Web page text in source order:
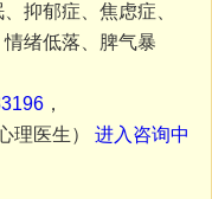
抑郁症、焦虑症、
绪低落、脾气暴
，
理医生） 进入咨询中